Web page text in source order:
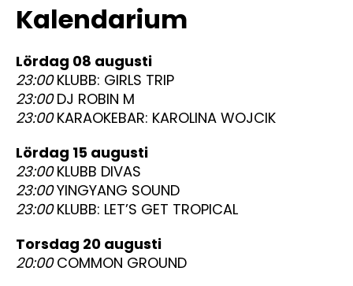
Kalendarium
lördag 08 augusti
23:00KLUBB: GIRLS TRIP
23:00DJ ROBIN M
23:00KARAOKEBAR: KAROLINA WOJCIK
lördag 15 augusti
23:00KLUBB DIVAS
23:00YINGYANG SOUND
23:00KLUBB: LET’S GET TROPICAL
torsdag 20 augusti
20:00COMMON GROUND